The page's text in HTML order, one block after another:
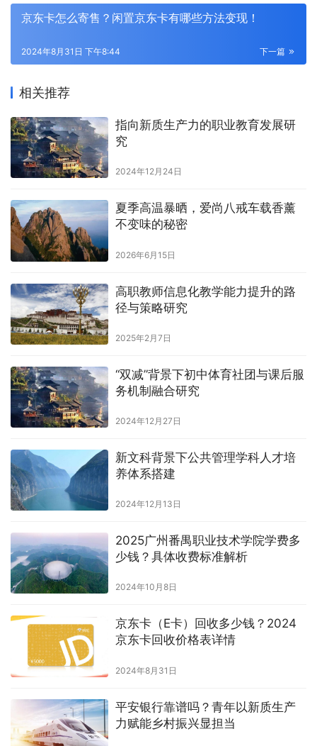
京东卡怎么寄售？闲置京东卡有哪些方法变现！
下一篇
2024年8月31日 下午8:44
相关推荐
指向新质生产力的职业教育发展研
究
2024年12月24日
夏季高温暴晒，爱尚八戒车载香薰
不变味的秘密
2026年6月15日
高职教师信息化教学能力提升的路
径与策略研究
2025年2月7日
“双减”背景下初中体育社团与课后服
务机制融合研究
2024年12月27日
新文科背景下公共管理学科人才培
养体系搭建
2024年12月13日
2025广州番禺职业技术学院学费多
少钱？具体收费标准解析
2024年10月8日
京东卡（E卡）回收多少钱？2024
京东卡回收价格表详情
2024年8月31日
平安银行靠谱吗？青年以新质生产
力赋能乡村振兴显担当